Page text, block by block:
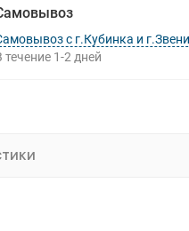
с г.Кубинка и
течение 1-2 дней